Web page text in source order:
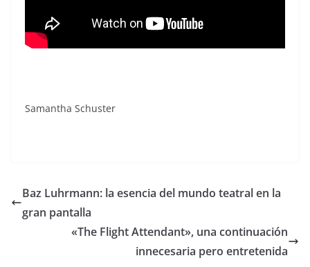
Samantha Schuster
Baz Luhrmann: la esencia del mundo teatral en la
gran pantalla
«The Flight Attendant», una continuación
innecesaria pero entretenida